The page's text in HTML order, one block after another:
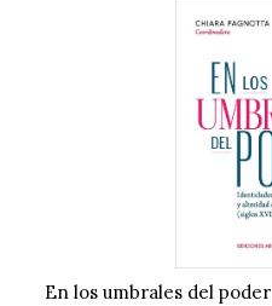
En los umbrales del poder